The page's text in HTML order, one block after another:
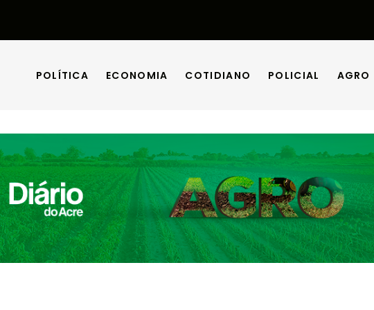
POLÍTICA ECONOMIA COTIDIANO POLICIAL AGRO
POLÍTICA ECONOMIA COTIDIANO POLICIAL AGRO